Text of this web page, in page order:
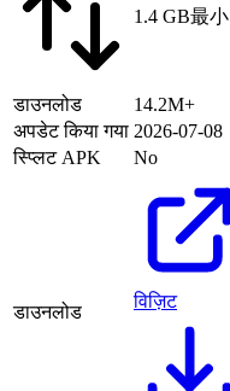
1.4 GB最小
डाउनलोड 14.2M+
अपडेट किया गया 2026-07-08
स्प्लिट APK
No
डाउनलोड
विज़िट